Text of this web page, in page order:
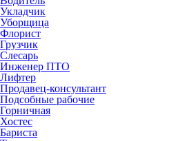
Укладчик
Уборщица
Флорист
Грузчик
Слесарь
Инженер ПТО
Лифтер
Продавец-консультант
Подсобные рабочие
Горничная
Хостес
Бариста